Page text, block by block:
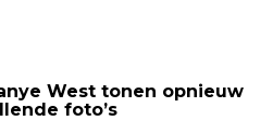
West tonen opnieuw
foto’s